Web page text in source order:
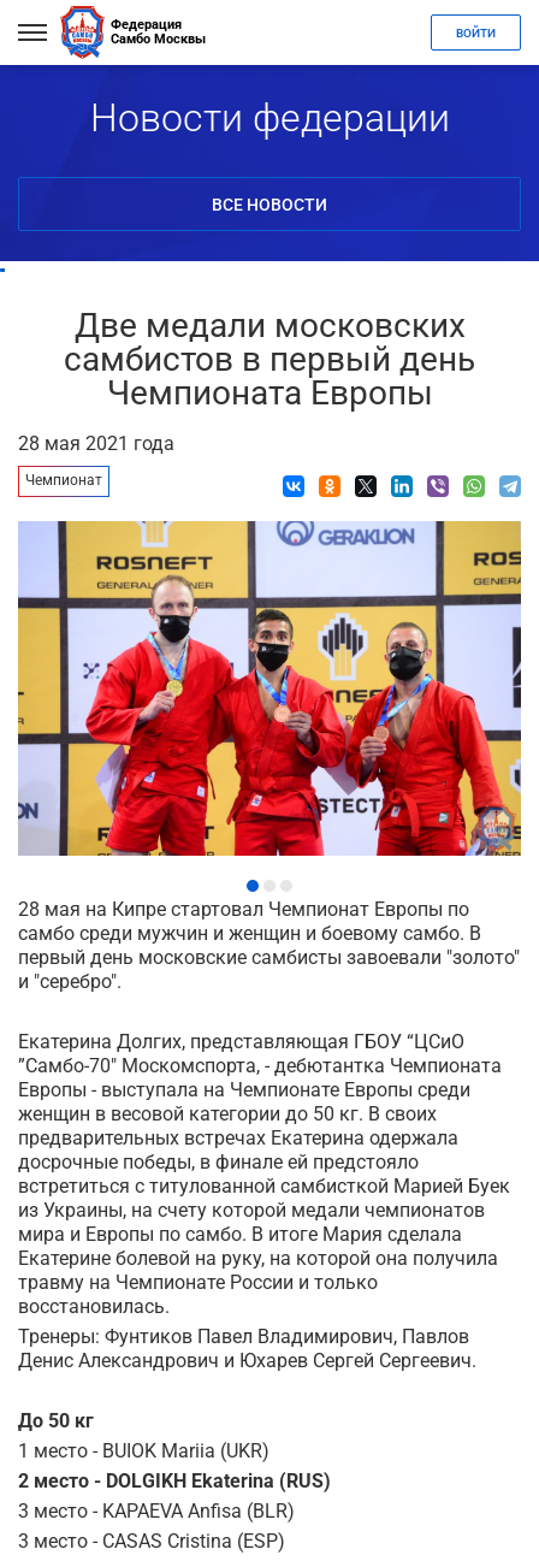
Федерация
Самбо Москвы
ВОЙТИ
Новости федерации
ВСЕ НОВОСТИ
Две медали московских
самбистов в первый день
Чемпионата Европы
28 мая 2021 года
Чемпионат
28 мая на Кипре стартовал Чемпионат Европы по
самбо среди мужчин и женщин и боевому самбо. В
первый день московские самбисты завоевали "золото"
и "серебро".
Екатерина Долгих, представляющая ГБОУ “ЦСиО
”Самбо-70" Москомспорта, - дебютантка Чемпионата
Европы - выступала на Чемпионате Европы среди
женщин в весовой категории до 50 кг. В своих
предварительных встречах Екатерина одержала
досрочные победы, в финале ей предстояло
встретиться с титулованной самбисткой Марией Буек
из Украины, на счету которой медали чемпионатов
мира и Европы по самбо. В итоге Мария сделала
Екатерине болевой на руку, на которой она получила
травму на Чемпионате России и только
восстановилась.
Тренеры: Фунтиков Павел Владимирович, Павлов
Денис Александрович и Юхарев Сергей Сергеевич.
До 50 кг
1 место - BUIOK Mariia (UKR)
2 место - DOLGIKH Ekaterina (RUS)
3 место - KAPAEVA Anfisa (BLR)
3 место - CASAS Cristina (ESP)